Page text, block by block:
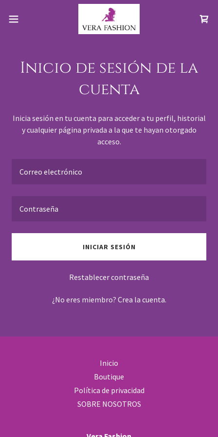
Inicio de sesión de la
cuenta
Inicia sesión en tu cuenta para acceder a tu perfil, historial
y cualquier página privada a la que te hayan otorgado
acceso.
INICIAR SESIÓN
Restablecer contraseña
¿No eres miembro? Crea la cuenta.
Inicio
Boutique
Política de privacidad
SOBRE NOSOTROS